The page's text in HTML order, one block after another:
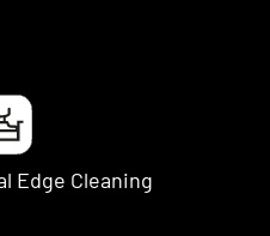
Edge Cleaning